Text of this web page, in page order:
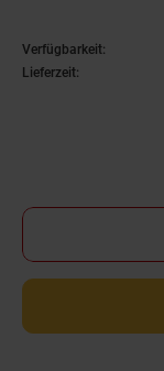
Verfügbarkeit:
Lieferzeit: